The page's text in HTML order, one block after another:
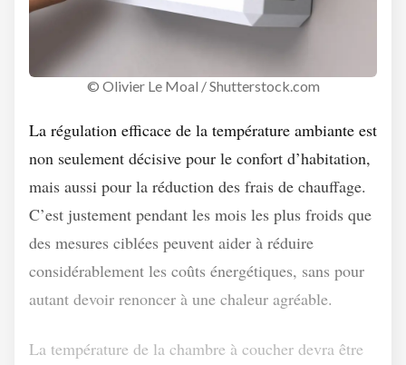
© Olivier Le Moal / Shutterstock.com
La régulation efficace de la température ambiante est
non seulement décisive pour le confort d’habitation,
mais aussi pour la réduction des frais de chauffage.
C’est justement pendant les mois les plus froids que
des mesures ciblées peuvent aider à réduire
considérablement les coûts énergétiques, sans pour
autant devoir renoncer à une chaleur agréable.
La température de la chambre à coucher devra être